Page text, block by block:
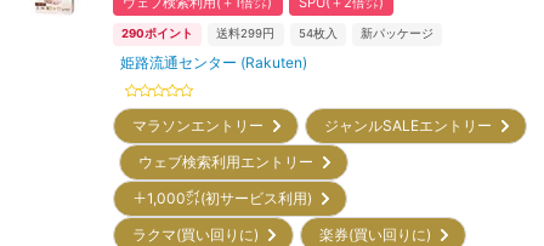
290ポイント 送料299円 54枚入 新パッケージ
姫路流通センター (Rakuten)
マラソンエントリー
ジャンルSALEエントリー
ウェブ検索利用エントリー
＋1,000㌽(初サービス利用)
ラクマ(買い回りに)
楽券(買い回りに)